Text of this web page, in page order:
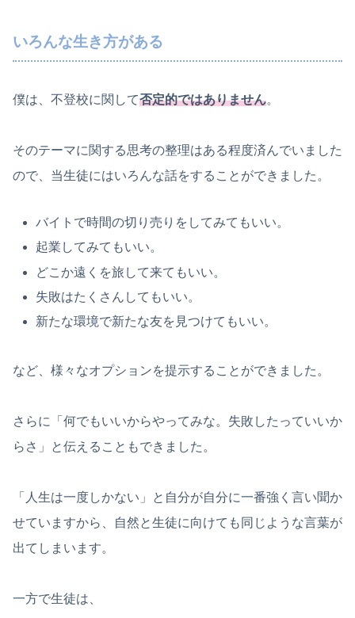
いろんな生き方がある
僕は、不登校に関して否定的ではありません。
そのテーマに関する思考の整理はある程度済んでいました
ので、当生徒にはいろんな話をすることができました。
バイトで時間の切り売りをしてみてもいい。
起業してみてもいい。
どこか遠くを旅して来てもいい。
失敗はたくさんしてもいい。
新たな環境で新たな友を見つけてもいい。
など、様々なオプションを提示することができました。
さらに「何でもいいからやってみな。失敗したっていいか
らさ」と伝えることもできました。
「人生は一度しかない」と自分が自分に一番強く言い聞か
せていますから、自然と生徒に向けても同じような言葉が
出てしまいます。
一方で生徒は、